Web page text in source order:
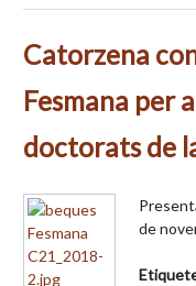
Catorzena
Fesmana per
doctorats de
de